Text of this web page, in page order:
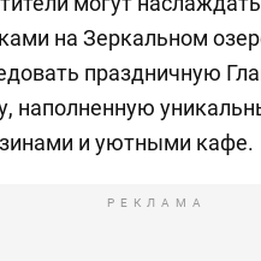
на Зеркальном
праздничную
наполненную
и уютными кафе.
РЕКЛАМА